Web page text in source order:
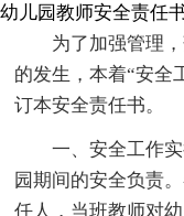
幼儿园教师安全责任
为了加强管理
的发生，本着“安全
订本安全责任书。
一、安全工作
园期间的安全负责
任人，当班教师对